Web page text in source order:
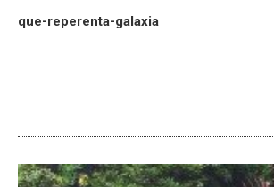
que-reperenta-galaxia